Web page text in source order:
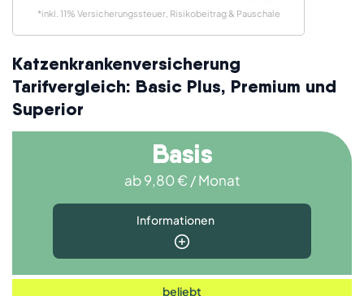
*inkl. 11% Versicherungssteuer, Risikobeitrag & Pauschale
Katzenkrankenversicherung
Tarifvergleich: Basic Plus, Premium und
Superior
Basis
ab 9,80 € / Monat
Informationen
beliebt